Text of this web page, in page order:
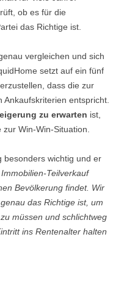
ob es für die
das Richtige ist.
vergleichen und sich
setzt auf ein fünf
dass die zur
Ankaufskriterien entspricht.
zu erwarten ist,
Win-Win-Situation.
besonders wichtig und er
Teilverkauf
Bevölkerung findet. Wir
das Richtige ist, um
müssen und schlichtweg
ins Rentenalter halten